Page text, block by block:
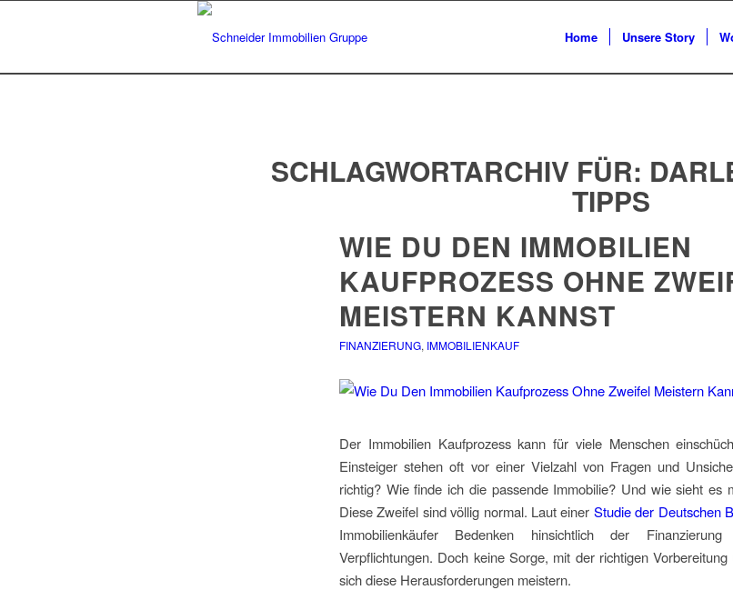
Home Unsere Story
SCHLAGWORTARCHIV FÜR:
TIPPS
WIE DU DEN IMMOBILIEN
KAUFPROZESS OHNE
MEISTERN KANNST
FINANZIERUNG, IMMOBILIENKAUF
Der Immobilien Kaufprozess kann für viele Menschen
Einsteiger stehen oft vor einer Vielzahl von Fragen und
richtig? Wie finde ich die passende Immobilie? Und wie sieht es
Diese Zweifel sind völlig normal. Laut einer Studie der Deutschen
Immobilienkäufer Bedenken hinsichtlich der
Verpflichtungen. Doch keine Sorge, mit der richtigen
sich diese Herausforderungen meistern.